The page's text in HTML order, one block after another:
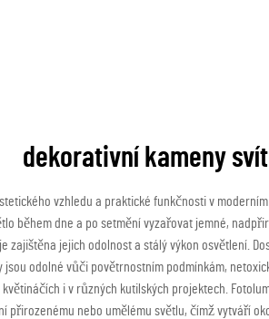
dekorativní kameny
vzhledu a praktické funkčnosti v
během dne a po setmění vyzařovat jemné,
zajištěna jejich odolnost a stálý výkon osvětlení.
odolné vůči povětrnostním podmínkám,
i v různých kutilských projektech.
přirozenému nebo umělému světlu, čímž vytváří